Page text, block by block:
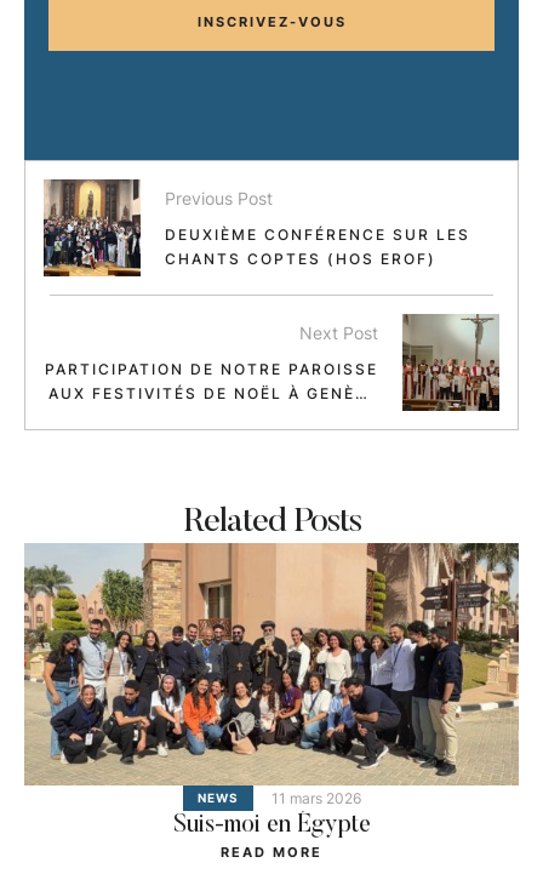
INSCRIVEZ-VOUS
Previous Post
DEUXIÈME CONFÉRENCE SUR LES
CHANTS COPTES (HOS EROF)
Next Post
PARTICIPATION DE NOTRE PAROISSE
AUX FESTIVITÉS DE NOËL À GENÈVE
Related Posts
NEWS 11 mars 2026
Suis-moi en Égypte
READ MORE